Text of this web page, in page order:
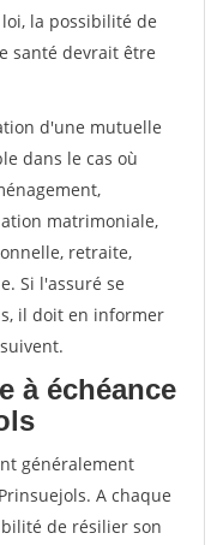
la possibilité de
santé devrait être
d'une mutuelle
dans le cas où
matrimoniale,
retraite,
Si l'assuré se
il doit en informer
à échéance
généralement
A chaque
de résilier son